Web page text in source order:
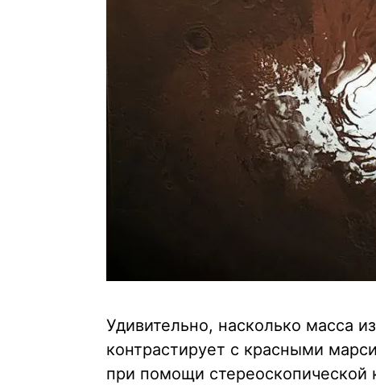
Удивительно, насколько масса
контрастирует с красными
при помощи